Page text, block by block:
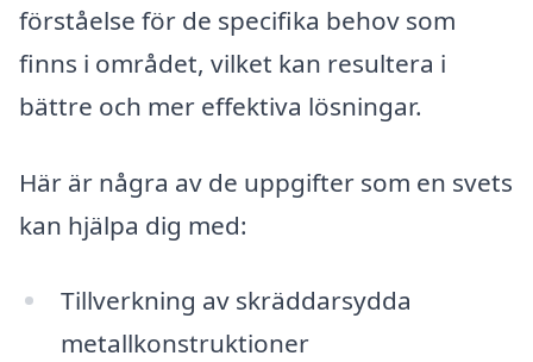
förståelse för de specifika behov som
finns i området, vilket kan resultera i
bättre och mer effektiva lösningar.
Här är några av de uppgifter som en svets
kan hjälpa dig med:
Tillverkning av skräddarsydda
metallkonstruktioner